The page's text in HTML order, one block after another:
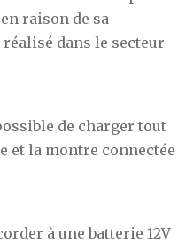
raison de sa
dans le secteur
de charger tout
et la montre connectée
à une batterie 12V